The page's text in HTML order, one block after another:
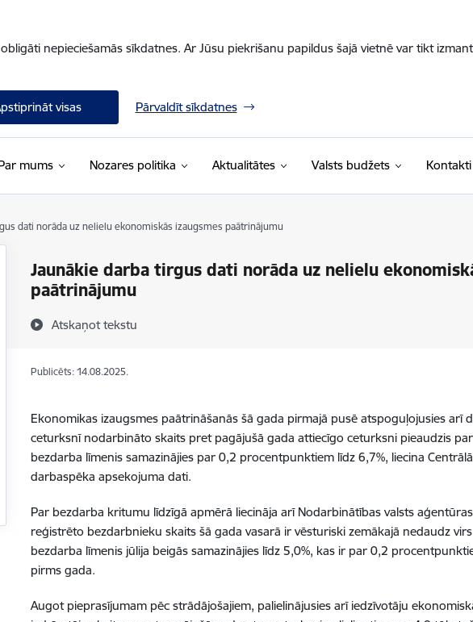
nepieciešamās sīkdatnes. Ar Jūsu piekrišanu papildus šajā vietnē var tikt
visas Pārvaldīt sīkdatnes
mums Nozares politika Aktualitātes Valsts budžets Kontakti
dati norāda uz nelielu ekonomiskās izaugsmes paātrinājumu
Jaunākie darba tirgus dati norāda uz nelielu
paātrinājumu
Atskaņot tekstu
Publicēts: 14.08.2025.
Ekonomikas izaugsmes paātrināšanās šā gada pirmajā pusē atspoguļojusies arī
ceturksnī nodarbināto skaits pret pagājušā gada attiecīgo ceturksni pieaudzis
bezdarba līmenis samazinājies par 0,2 procentpunktiem līdz 6,7%, liecina
darbaspēka apsekojuma dati.
Par bezdarba kritumu līdzīgā apmērā liecināja arī Nodarbinātības valsts
reģistrēto bezdarbnieku skaits šā gada vasarā ir vēsturiski zemākajā nedaudz
bezdarba līmenis jūlija beigās samazinājies līdz 5,0%, kas ir par 0,2
pirms gada.
Augot pieprasījumam pēc strādājošajiem, palielinājusies arī iedzīvotāju